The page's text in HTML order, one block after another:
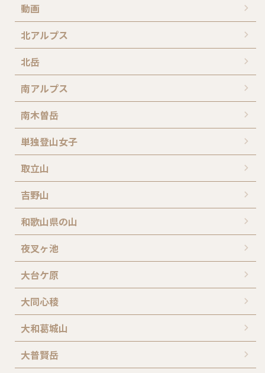
動画
北アルプス
北岳
南アルプス
南木曽岳
単独登山女子
取立山
吉野山
和歌山県の山
夜叉ヶ池
大台ケ原
大同心稜
大和葛城山
大普賢岳